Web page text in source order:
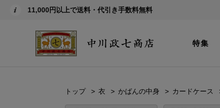
11,000円以上で送料・代引き手数料無料
特集
トップ 衣 かばんの中身 カードケース